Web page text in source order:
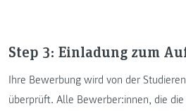
Step 3: Einladung zum
Ihre Bewerbung wird von der
überprüft. Alle Bewerber:innen, die